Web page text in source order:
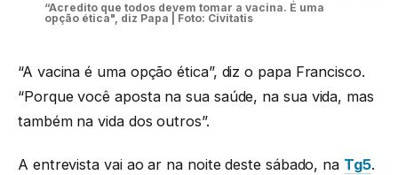
“Acredito que todos devem tomar a vacina. É uma
opção ética", diz Papa | Foto: Civitatis
“A vacina é uma opção ética”, diz o papa Francisco.
“Porque você aposta na sua saúde, na sua vida, mas
também na vida dos outros”.
A entrevista vai ao ar na noite deste sábado, na Tg5.